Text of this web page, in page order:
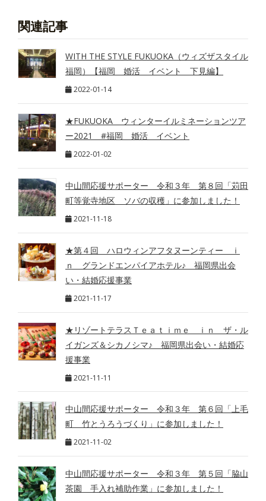
関連記事
WITH THE STYLE FUKUOKA（ウィズザスタイル
福岡）【福岡 婚活 イベント 下見編】
2022-01-14
★FUKUOKA ウィンターイルミネーションツア
ー2021 #福岡 婚活 イベント
2022-01-02
中山間応援サポーター 令和３年 第８回「苅田
町等覚寺地区 ソバの収穫」に参加しました！
2021-11-18
★第４回 ハロウィンアフタヌーンティー ｉ
ｎ グランドエンパイアホテル♪ 福岡県出会
い・結婚応援事業
2021-11-17
★リゾートテラスＴｅａｔｉｍｅ ｉｎ ザ・ル
イガンズ＆シカノシマ♪ 福岡県出会い・結婚応
援事業
2021-11-11
中山間応援サポーター 令和３年 第６回「上毛
町 竹とうろうづくり」に参加しました！
2021-11-02
中山間応援サポーター 令和３年 第５回「脇山
茶園 手入れ補助作業」に参加しました！